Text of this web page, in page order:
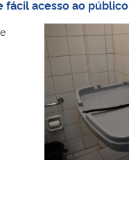
fácil acesso ao público